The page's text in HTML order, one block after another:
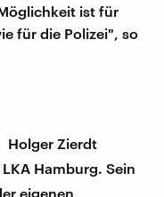
ist für
für die Polizei", so
Holger Zierdt
Hamburg. Sein
eigenen